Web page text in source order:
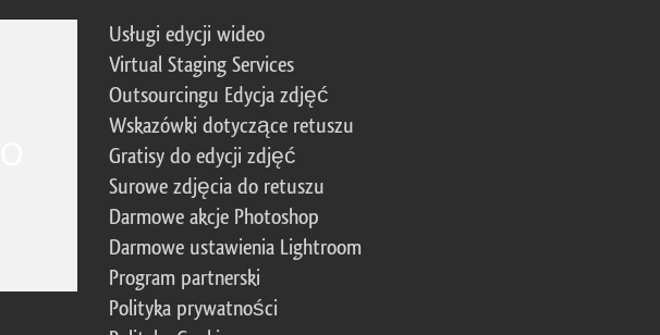
Usługi edycji wideo
Virtual Staging Services
Outsourcingu Edycja zdjęć
Wskazówki dotyczące retuszu
Gratisy do edycji zdjęć
Surowe zdjęcia do retuszu
Darmowe akcje Photoshop
Darmowe ustawienia Lightroom
Program partnerski
Polityka prywatności